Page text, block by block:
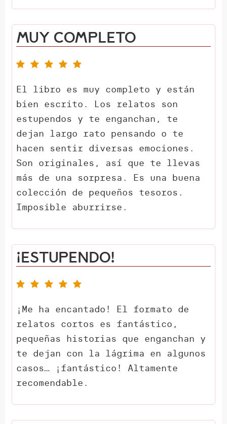
Muy completo
El libro es muy completo y están
bien escrito. Los relatos son
estupendos y te enganchan, te
dejan largo rato pensando o te
hacen sentir diversas emociones.
Son originales, así que te llevas
más de una sorpresa. Es una buena
colección de pequeños tesoros.
Imposible aburrirse.
¡Estupendo!
¡Me ha encantado! El formato de
relatos cortos es fantástico,
pequeñas historias que enganchan y
te dejan con la lágrima en algunos
casos… ¡fantástico! Altamente
recomendable.